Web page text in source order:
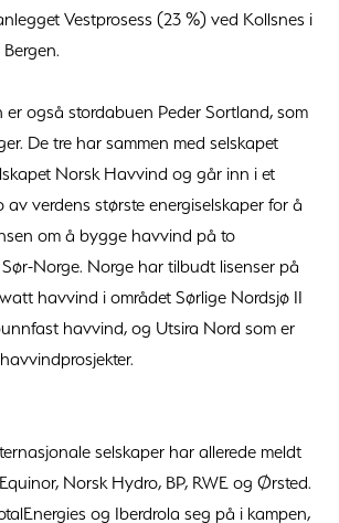
Vestprosess (23 %) ved Kollsnes i
er også stordabuen Peder Sortland, som
De tre har sammen med selskapet
Norsk Havvind og går inn i et
av verdens største energiselskaper for å
om å bygge havvind på to
Norge. Norge har tilbudt lisenser på
havvind i området Sørlige Nordsjø II
havvind, og Utsira Nord som er
selskaper har allerede meldt
Norsk Hydro, BP, RWE og Ørsted.
og Iberdrola seg på i kampen,